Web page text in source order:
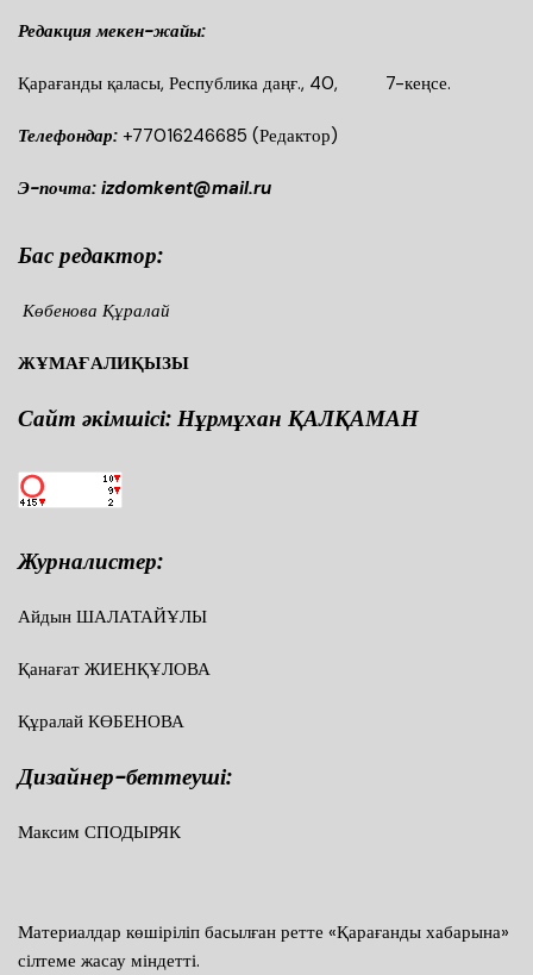
Редакция мекен-жайы:
Қарағанды қаласы, Республика даңғ., 40, 7-кеңсе.
Телефондар: +77016246685 (Редактор)
Э-почта: izdomkent@mail.ru
Бас редактор:
Көбенова Құралай
ЖҰМАҒАЛИҚЫЗЫ
Сайт әкімшісі: Нұрмұхан ҚАЛҚАМАН
Журналистер:
Айдын ШАЛАТАЙҰЛЫ
Қанағат ЖИЕНҚҰЛОВА
Құралай КӨБЕНОВА
Дизайнер-беттеуші:
Максим СПОДЫРЯК
Материалдар көшіріліп басылған ретте «Қарағанды хабарына»
сілтеме жасау міндетті.